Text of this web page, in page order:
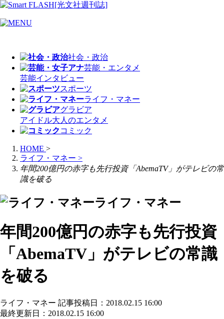
社会・政治
芸能・エンタメ
芸能インタビュー
スポーツ
ライフ・マネー
グラビア
アイドル大人のエンタメ
コミック
HOME >
ライフ・マネー >
年間200億円の赤字も先行投資「AbemaTV」がテレビの常
識を破る
ライフ・マネー
年間200億円の赤字も先行投資
「AbemaTV」がテレビの常識
を破る
ライフ・マネー 記事投稿日：2018.02.15 16:00
最終更新日：2018.02.15 16:00